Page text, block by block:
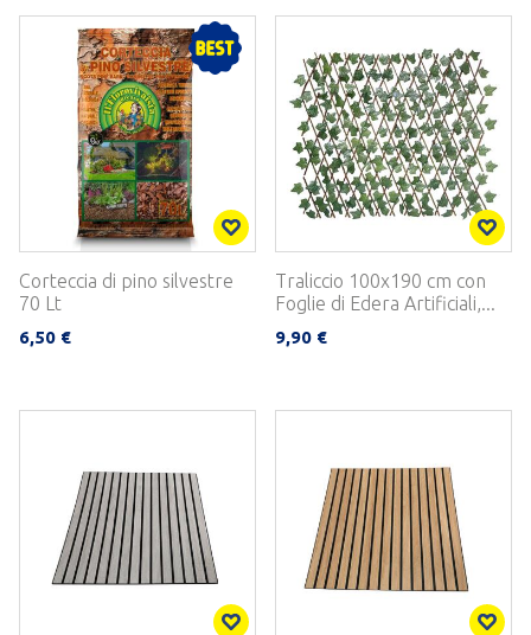
Corteccia di pino silvestre
70 Lt
6,50 €
Traliccio 100x190 cm con
Foglie di Edera Artificiali,...
9,90 €